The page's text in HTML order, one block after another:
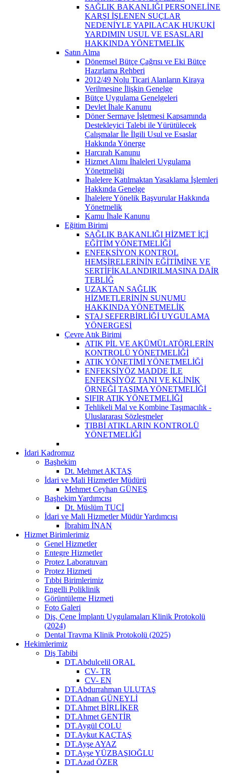
SAĞLIK BAKANLIĞI PERSONELİNE
KARŞI İŞLENEN SUÇLAR
NEDENİYLE YAPILACAK HUKUKİ
YARDIMIN USUL VE ESASLARI
HAKKINDA YÖNETMELİK
Satın Alma
Dönemsel Bütçe Çağrısı ve Eki Bütçe
Hazırlama Rehberi
2012/49 Nolu Ticari Alanların Kiraya
Verilmesine İlişkin Genelge
Bütçe Uygulama Genelgeleri
Devlet İhale Kanunu
Döner Sermaye İşletmesi Kapsamında
Destekleyici Talebi ile Yürütülecek
Çalışmalar İle İlgili Usul ve Esaslar
Hakkında Yönerge
Harcırah Kanunu
Hizmet Alımı İhaleleri Uygulama
Yönetmeliği
İhalelere Katılmaktan Yasaklama İşlemleri
Hakkında Genelge
İhalelere Yönelik Başvurular Hakkında
Yönetmelik
Kamu İhale Kanunu
Eğitim Birimi
SAĞLIK BAKANLIĞI HİZMET İÇİ
EĞİTİM YÖNETMELİĞİ
ENFEKSİYON KONTROL
HEMŞİRELERİNİN EĞİTİMİNE VE
SERTİFİKALANDIRILMASINA DAİR
TEBLİĞ
UZAKTAN SAĞLIK
HİZMETLERİNİN SUNUMU
HAKKINDA YÖNETMELİK
STAJ SEFERBİRLİĞİ UYGULAMA
YÖNERGESİ
Çevre Atık Birimi
ATIK PİL VE AKÜMÜLATÖRLERİN
KONTROLÜ YÖNETMELİĞİ
ATIK YÖNETİMİ YÖNETMELİĞİ
ENFEKSİYÖZ MADDE İLE
ENFEKSİYÖZ TANI VE KLİNİK
ÖRNEĞİ TAŞIMA YÖNETMELİĞİ
SIFIR ATIK YÖNETMELİĞİ
Tehlikeli Mal ve Kombine Taşımacılık -
Uluslararası Sözleşmeler
TIBBİ ATIKLARIN KONTROLÜ
YÖNETMELİĞİ
İdari Kadromuz
Başhekim
Dt. Mehmet AKTAŞ
İdari ve Mali Hizmetler Müdürü
Mehmet Ceyhan GÜNEŞ
Başhekim Yardımcısı
Dt. Müslüm TUCİ
İdari ve Mali Hizmetler Müdür Yardımcısı
İbrahim İNAN
Hizmet Birimlerimiz
Genel Hizmetler
Entegre Hizmetler
Protez Laboratuvarı
Protez Hizmeti
Tıbbi Birimlerimiz
Engelli Poliklinik
Görüntüleme Hizmeti
Foto Galeri
Diş, Çene İmplantı Uygulamaları Klinik Protokolü
(2024)
Dental Travma Klinik Protokolü (2025)
Hekimlerimiz
Diş Tabibi
DT.Abdulcelil ORAL
CV- TR
CV- EN
DT.Abdurrahman ULUTAŞ
DT.Adnan GÜNEYLİ
DT.Ahmet BİRLİKER
DT.Ahmet GENTİR
DT.Aygül ÇOLU
DT.Aykut KAÇTAŞ
DT.Ayşe AYAZ
DT.Ayşe YÜZBAŞIOĞLU
DT.Azad ÖZER